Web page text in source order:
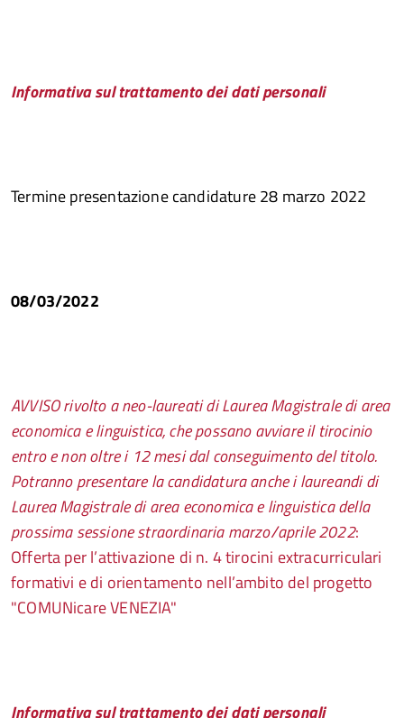
Informativa sul trattamento dei dati personali
Termine presentazione candidature 28 marzo 2022
08/03/2022
AVVISO rivolto a neo-laureati di Laurea Magistrale di area
economica e linguistica, che possano avviare il tirocinio
entro e non oltre i 12 mesi dal conseguimento del titolo.
Potranno presentare la candidatura anche i laureandi di
Laurea Magistrale di area economica e linguistica della
prossima sessione straordinaria marzo/aprile 2022:
Offerta per l’attivazione di n. 4 tirocini extracurriculari
formativi e di orientamento nell’ambito del progetto
"COMUNicare VENEZIA"
Informativa sul trattamento dei dati personali